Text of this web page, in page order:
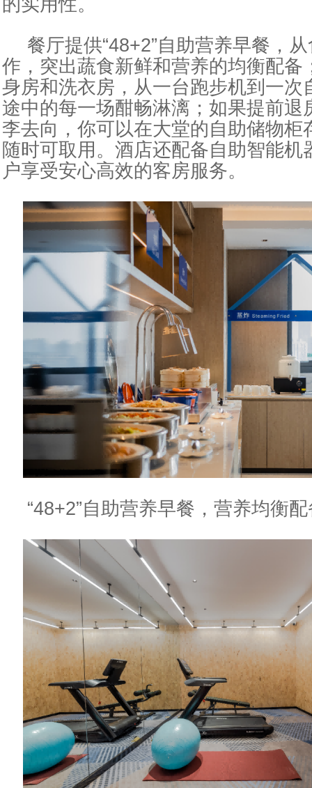
餐厅提供“48+2”自助营养早餐，
作，突出蔬食新鲜和营养的均衡配备
身房和洗衣房，从一台跑步机到一次
途中的每一场酣畅淋漓；如果提前退
李去向，你可以在大堂的自助储物柜
随时可取用。酒店还配备自助智能机
户享受安心高效的客房服务。
“48+2”自助营养早餐，营养均衡